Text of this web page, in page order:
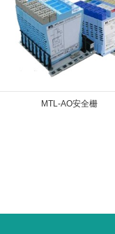
MTL-AO安全栅